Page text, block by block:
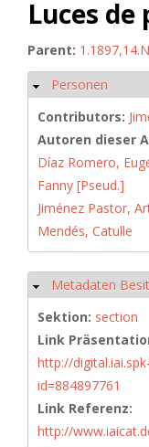
Luces de
Parent:
Hide
Personen
Contributors:
Autoren dieser
Díaz Romero,
Fanny [Pseud.]
Jiménez Pastor,
Mendés, Catulle
Hide
Metadaten
Sektion: section
Link
http://
id=884897761
Link Referenz:
http://